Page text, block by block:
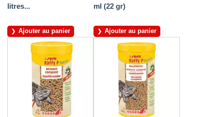
litres...
Ajouter au panier
ml (22 gr)
Ajouter au panier